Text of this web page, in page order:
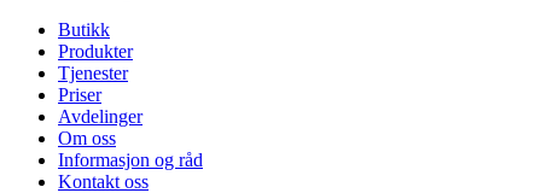
Butikk
Produkter
Tjenester
Priser
Avdelinger
Om oss
Informasjon og råd
Kontakt oss